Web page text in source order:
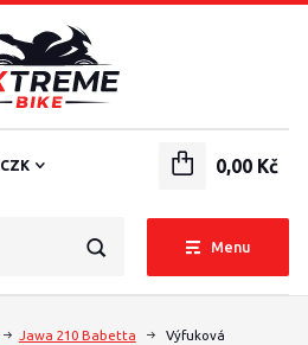
Menu
CZK 0,00 Kč
Jawa 210 Babetta
Výfuková